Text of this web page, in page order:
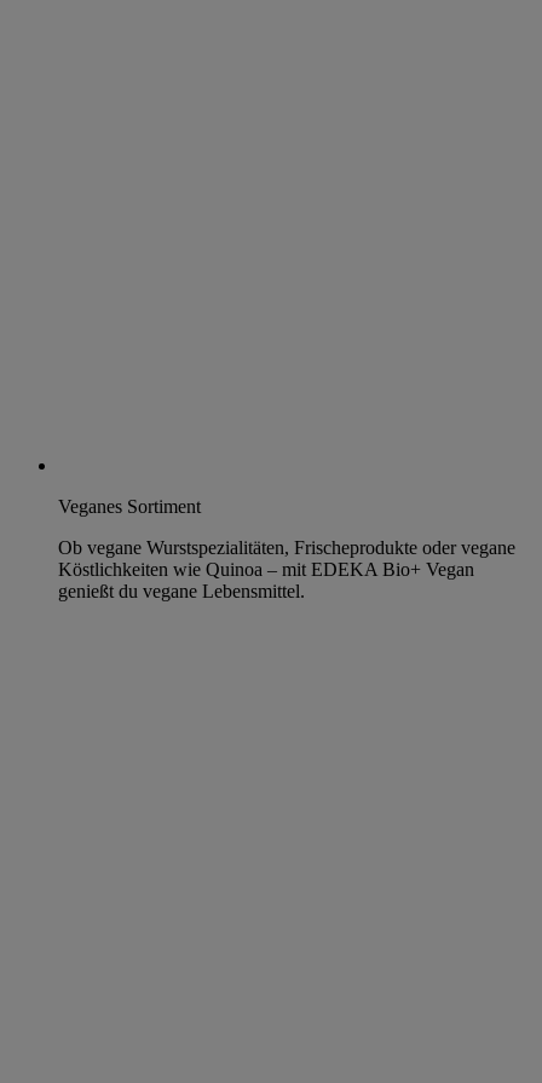
Veganes Sortiment
Ob vegane Wurstspezialitäten, Frischeprodukte oder vegane
Köstlichkeiten wie Quinoa – mit EDEKA Bio+ Vegan
genießt du vegane Lebensmittel.